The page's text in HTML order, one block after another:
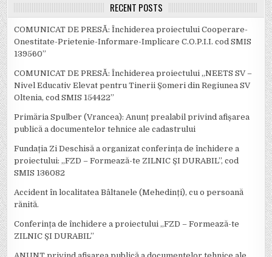
RECENT POSTS
COMUNICAT DE PRESĂ: Închiderea proiectului Cooperare-
Onestitate-Prietenie-Informare-Implicare C.O.P.I.I. cod SMIS
139560”
COMUNICAT DE PRESĂ: Închiderea proiectului „NEETS SV –
Nivel Educativ Elevat pentru Tinerii Șomeri din Regiunea SV
Oltenia, cod SMIS 154422”
Primăria Spulber (Vrancea): Anunț prealabil privind afișarea
publică a documentelor tehnice ale cadastrului
Fundația Zi Deschisă a organizat conferința de închidere a
proiectului: ,,FZD – Formează-te ZILNIC ȘI DURABIL’’, cod
SMIS 136082
Accident în localitatea Bâltanele (Mehedinți), cu o persoană
rănită.
Conferința de închidere a proiectului ,,FZD – Formează-te
ZILNIC ȘI DURABIL’’